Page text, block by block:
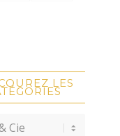
LES